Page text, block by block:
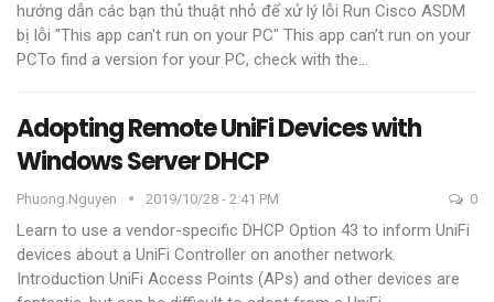
hướng dẫn các bạn thủ thuật nhỏ để xử lý lỗi Run Cisco ASDM
bị lỗi "This app can't run on your PC" This app can’t run on your
PCTo find a version for your PC, check with the…
Adopting Remote UniFi Devices with
Windows Server DHCP
Phuong.nguyen 2019/10/28 - 2:41 PM 0
Learn to use a vendor-specific DHCP Option 43 to inform UniFi
devices about a UniFi Controller on another network.
Introduction UniFi Access Points (APs) and other devices are